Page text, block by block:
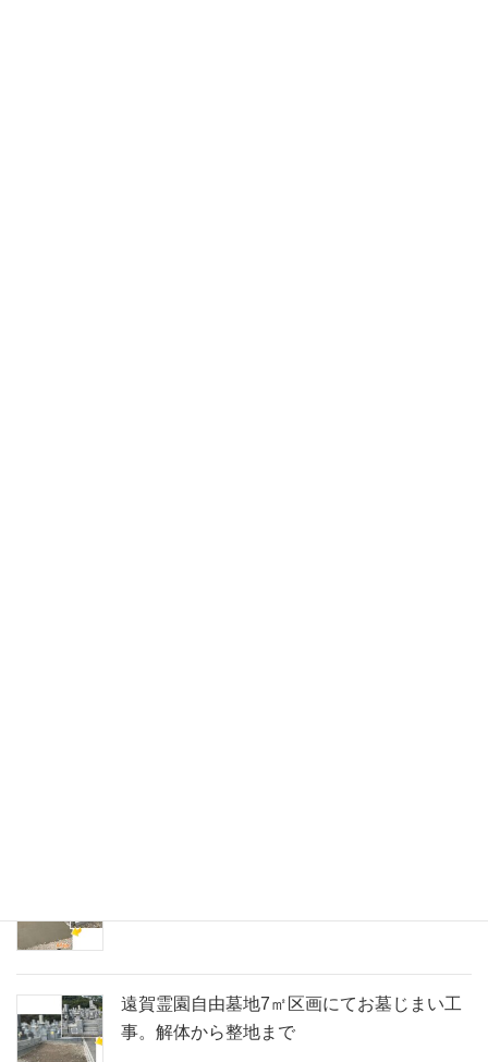
遠賀霊園自由墓地7㎡区画にてお墓じまい工
事。解体から整地まで